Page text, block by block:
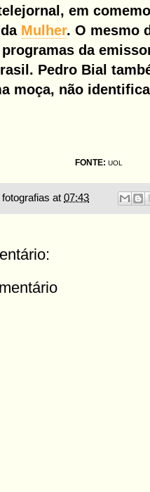
em
Mulher. O mesmo
da
Pedro Bial
moça, não
FONTE: UOL
at 07:43